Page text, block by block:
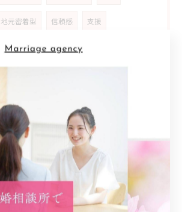
地元密着型 信頼感 支援
カウンセリング アットホーム
生き方 順位 喜び
スタート 事実 カギ
プラン 予想外 ネガティブ
乗り超える 経済 安定 精神